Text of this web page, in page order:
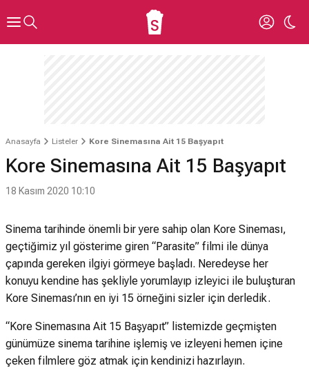
Anasayfa Listeler Kore Sinemasına Ait 15 Başyapıt
Kore Sinemasına Ait 15 Başyapıt
18 Kasım 2020 10:10
Sinema tarihinde önemli bir yere sahip olan Kore Sineması,
geçtiğimiz yıl gösterime giren “Parasite” filmi ile dünya
çapında gereken ilgiyi görmeye başladı. Neredeyse her
konuyu kendine has şekliyle yorumlayıp izleyici ile buluşturan
Kore Sineması’nın en iyi 15 örneğini sizler için derledik.
“Kore Sinemasına Ait 15 Başyapıt” listemizde geçmişten
günümüze sinema tarihine işlemiş ve izleyeni hemen içine
çeken filmlere göz atmak için kendinizi hazırlayın.